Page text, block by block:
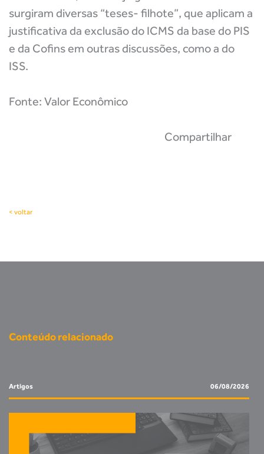
surgiram diversas “teses- filhote”, que aplicam a
justificativa da exclusão do ICMS da base do PIS
e da Cofins em outras discussões, como a do
ISS.
Fonte: Valor Econômico
Compartilhar
< voltar
Conteúdo relacionado
Artigos 06/08/2026